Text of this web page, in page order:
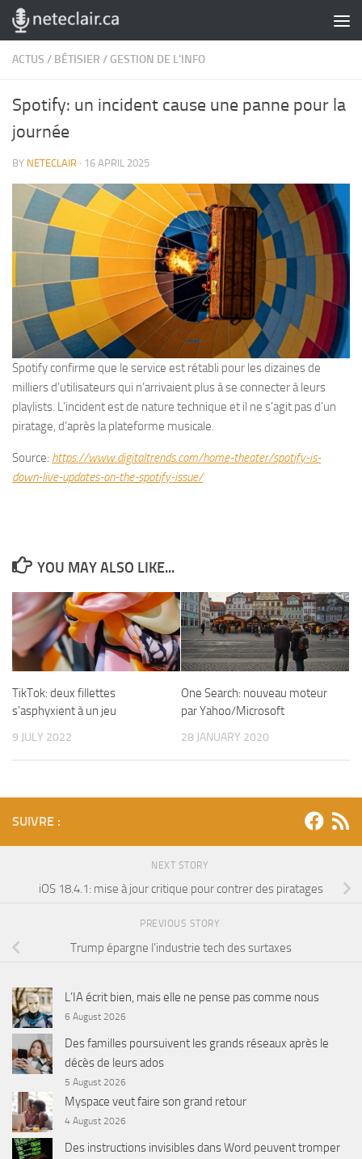
Skip to content
ACTUS / BÊTISIER / GESTION DE L'INFO
Spotify: un incident cause une panne pour la
journée
BY NETECLAIR · 16 APRIL 2025
Spotify confirme que le service est rétabli pour les dizaines de
milliers d’utilisateurs qui n’arrivaient plus à se connecter à leurs
playlists. L’incident est de nature technique et il ne s’agit pas d’un
piratage, d’après la plateforme musicale.
Source: https://www.digitaltrends.com/home-theater/spotify-is-
down-live-updates-on-the-spotify-issue/
YOU MAY ALSO LIKE...
TikTok: deux fillettes
s’asphyxient à un jeu
9 JULY 2022
One Search: nouveau moteur
par Yahoo/Microsoft
28 JANUARY 2020
SUIVRE :
NEXT STORY
iOS 18.4.1: mise à jour critique pour contrer des piratages
PREVIOUS STORY
Trump épargne l’industrie tech des surtaxes
L’IA écrit bien, mais elle ne pense pas comme nous
6 August 2026
Des familles poursuivent les grands réseaux après le
décès de leurs ados
5 August 2026
Myspace veut faire son grand retour
4 August 2026
Des instructions invisibles dans Word peuvent tromper